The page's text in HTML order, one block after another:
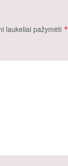
laukeliai pažymėti *